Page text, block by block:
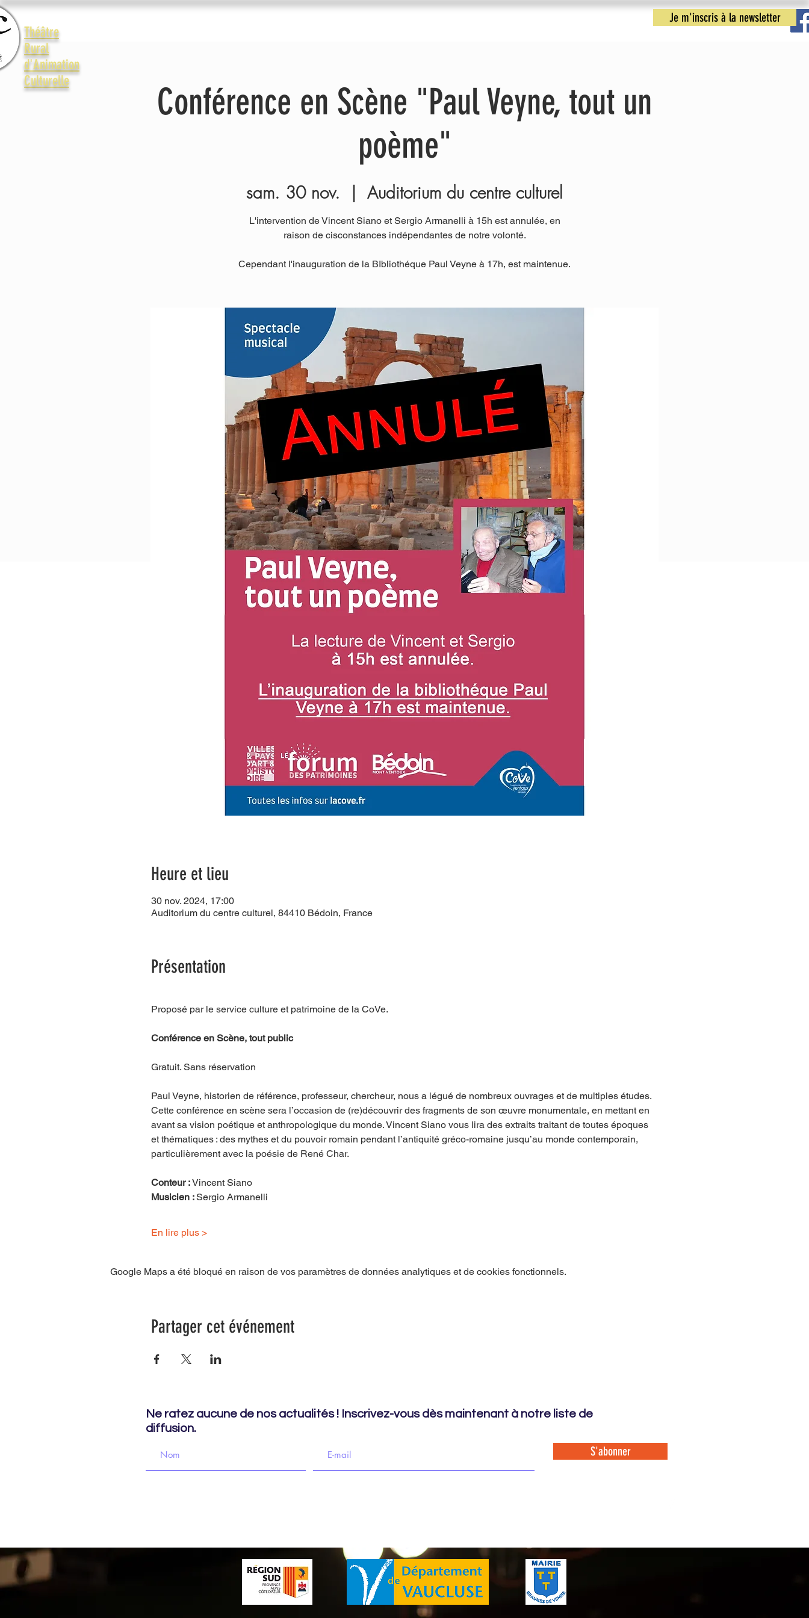
Je m'inscris à la newsletter
Nous contacter
Conférence en Scène "Paul Veyne, tout un
poème"
sam. 30 nov.
  |
Auditorium du centre culturel
L'intervention de Vincent Siano et Sergio Armanelli à 15h est annulée, en
raison de cisconstances indépendantes de notre volonté.
Cependant l'inauguration de la BIbliothéque Paul Veyne à 17h, est maintenue.
Heure et lieu
30 nov. 2024, 17:00
Auditorium du centre culturel, 84410 Bédoin, France
Présentation
Proposé par le service culture et patrimoine de la CoVe.
Conférence en Scène, tout public
Gratuit. Sans réservation
Paul Veyne, historien de référence, professeur, chercheur, nous a légué de nombreux ouvrages et de multiples études.
Cette conférence en scène sera l’occasion de (re)découvrir des fragments de son œuvre monumentale, en mettant en
avant sa vision poétique et anthropologique du monde. Vincent Siano vous lira des extraits traitant de toutes époques
et thématiques : des mythes et du pouvoir romain pendant l’antiquité gréco-romaine jusqu’au monde contemporain,
particulièrement avec la poésie de René Char.
Conteur : Vincent Siano
Musicien : Sergio Armanelli
En lire plus >
Google Maps a été bloqué en raison de vos paramètres de données analytiques et de cookies fonctionnels.
Partager cet événement
Théâtre
Rural
d'Animation
Culturelle
Ne ratez aucune de nos actualités ! Inscrivez-vous dès maintenant à notre liste de
diffusion.
S'abonner